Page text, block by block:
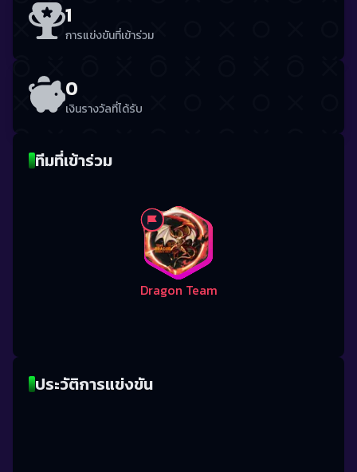
1
การแข่งขันที่เข้าร่วม
0
เงินรางวัลที่ได้รับ
ทีมที่เข้าร่วม
Dragon Team
ประวัติการแข่งขัน